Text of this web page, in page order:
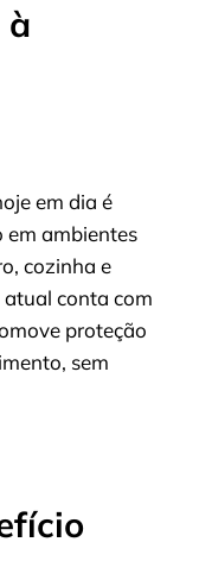
à
em dia é
em ambientes
cozinha e
conta com
proteção
sem